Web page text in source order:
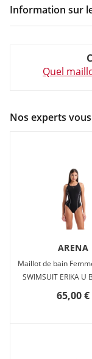
Information sur
Composition :
Quel
Nos experts
ARENA
Maillot de bain
SWIMSUIT ERIKA U
65,00 €